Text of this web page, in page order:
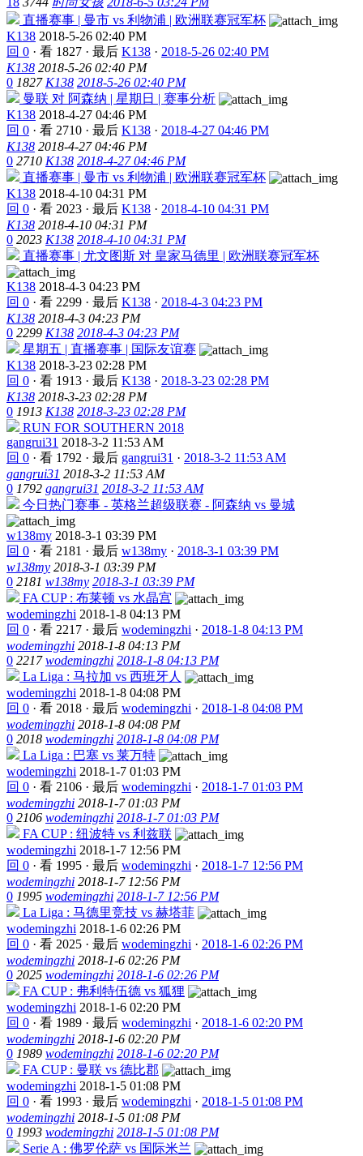
直播赛事 | 曼市 vs 利物浦 | 欧洲联赛冠军杯
K138 2018-5-26 02:40 PM
回 0 · 看 1827 · 最后 K138 · 2018-5-26 02:40 PM
K138 2018-5-26 02:40 PM
0 1827 K138 2018-5-26 02:40 PM
曼联 对 阿森纳 | 星期日 | 赛事分析
K138 2018-4-27 04:46 PM
回 0 · 看 2710 · 最后 K138 · 2018-4-27 04:46 PM
K138 2018-4-27 04:46 PM
0 2710 K138 2018-4-27 04:46 PM
直播赛事 | 曼市 vs 利物浦 | 欧洲联赛冠军杯
K138 2018-4-10 04:31 PM
回 0 · 看 2023 · 最后 K138 · 2018-4-10 04:31 PM
K138 2018-4-10 04:31 PM
0 2023 K138 2018-4-10 04:31 PM
直播赛事 | 尤文图斯 对 皇家马德里 | 欧洲联赛冠军杯
K138 2018-4-3 04:23 PM
回 0 · 看 2299 · 最后 K138 · 2018-4-3 04:23 PM
K138 2018-4-3 04:23 PM
0 2299 K138 2018-4-3 04:23 PM
星期五 | 直播赛事 | 国际友谊赛
K138 2018-3-23 02:28 PM
回 0 · 看 1913 · 最后 K138 · 2018-3-23 02:28 PM
K138 2018-3-23 02:28 PM
0 1913 K138 2018-3-23 02:28 PM
RUN FOR SOUTHERN 2018
gangrui31 2018-3-2 11:53 AM
回 0 · 看 1792 · 最后 gangrui31 · 2018-3-2 11:53 AM
gangrui31 2018-3-2 11:53 AM
0 1792 gangrui31 2018-3-2 11:53 AM
今日热门赛事 - 英格兰超级联赛 - 阿森纳 vs 曼城
w138my 2018-3-1 03:39 PM
回 0 · 看 2181 · 最后 w138my · 2018-3-1 03:39 PM
w138my 2018-3-1 03:39 PM
0 2181 w138my 2018-3-1 03:39 PM
FA CUP : 布莱顿 vs 水晶宫
wodemingzhi 2018-1-8 04:13 PM
回 0 · 看 2217 · 最后 wodemingzhi · 2018-1-8 04:13 PM
wodemingzhi 2018-1-8 04:13 PM
0 2217 wodemingzhi 2018-1-8 04:13 PM
La Liga : 马拉加 vs 西班牙人
wodemingzhi 2018-1-8 04:08 PM
回 0 · 看 2018 · 最后 wodemingzhi · 2018-1-8 04:08 PM
wodemingzhi 2018-1-8 04:08 PM
0 2018 wodemingzhi 2018-1-8 04:08 PM
La Liga : 巴塞 vs 莱万特
wodemingzhi 2018-1-7 01:03 PM
回 0 · 看 2106 · 最后 wodemingzhi · 2018-1-7 01:03 PM
wodemingzhi 2018-1-7 01:03 PM
0 2106 wodemingzhi 2018-1-7 01:03 PM
FA CUP : 纽波特 vs 利兹联
wodemingzhi 2018-1-7 12:56 PM
回 0 · 看 1995 · 最后 wodemingzhi · 2018-1-7 12:56 PM
wodemingzhi 2018-1-7 12:56 PM
0 1995 wodemingzhi 2018-1-7 12:56 PM
La Liga : 马德里竞技 vs 赫塔菲
wodemingzhi 2018-1-6 02:26 PM
回 0 · 看 2025 · 最后 wodemingzhi · 2018-1-6 02:26 PM
wodemingzhi 2018-1-6 02:26 PM
0 2025 wodemingzhi 2018-1-6 02:26 PM
FA CUP : 弗利特伍德 vs 狐狸
wodemingzhi 2018-1-6 02:20 PM
回 0 · 看 1989 · 最后 wodemingzhi · 2018-1-6 02:20 PM
wodemingzhi 2018-1-6 02:20 PM
0 1989 wodemingzhi 2018-1-6 02:20 PM
FA CUP : 曼联 vs 德比郡
wodemingzhi 2018-1-5 01:08 PM
回 0 · 看 1993 · 最后 wodemingzhi · 2018-1-5 01:08 PM
wodemingzhi 2018-1-5 01:08 PM
0 1993 wodemingzhi 2018-1-5 01:08 PM
Serie A : 佛罗伦萨 vs 国际米兰